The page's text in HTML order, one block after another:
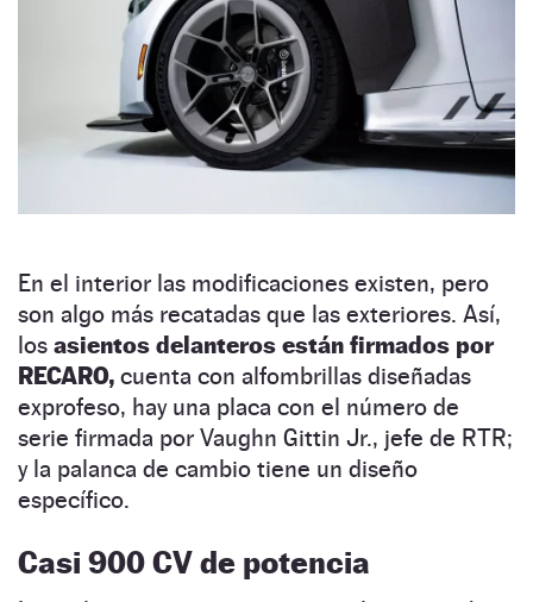
En el interior las modificaciones existen, pero
son algo más recatadas que las exteriores. Así,
los asientos delanteros están firmados por
RECARO, cuenta con alfombrillas diseñadas
exprofeso, hay una placa con el número de
serie firmada por Vaughn Gittin Jr., jefe de RTR;
y la palanca de cambio tiene un diseño
específico.
Casi 900 CV de potencia